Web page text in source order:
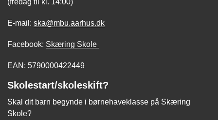
E-mail: ska@mbu.aarhus.dk
Facebook: Skæring Skole
EAN: 5790000422449
Skolestart/skoleskift?
Skal dit barn begynde i børnehaveklasse på Skæring
Skole?